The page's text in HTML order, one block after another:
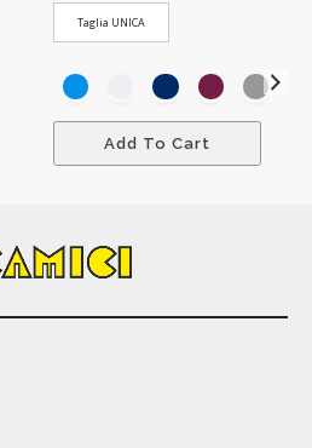
Taglia UNICA
Add To Cart